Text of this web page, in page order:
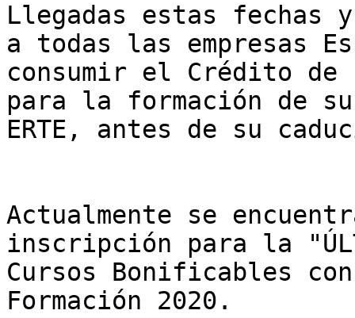
Llegadas estas fechas
a todas las empresas
consumir el Crédito de
para la formación de
ERTE, antes de su
Actualmente se
inscripción para la
Cursos Bonificables
Formación 2020.